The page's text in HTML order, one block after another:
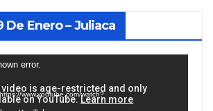
De Enero – Juliaca
error.
www.youtube.com/watch?